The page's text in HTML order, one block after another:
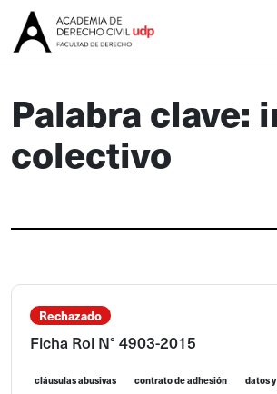
Palabra clave:
colectivo
Rechazado
Ficha Rol N° 4903-2015
cláusulas abusivas contrato de adhesión datos